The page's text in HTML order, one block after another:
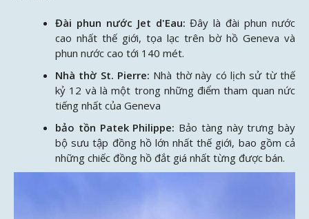
Đài phun nước Jet d'Eau: Đây là đài phun nước
cao nhất thế giới, tọa lạc trên bờ hồ Geneva và
phun nước cao tới 140 mét.
Nhà thờ St. Pierre: Nhà thờ này có lịch sử từ thế
kỷ 12 và là một trong những điểm tham quan nức
tiếng nhất của Geneva
bảo tồn Patek Philippe: Bảo tàng này trưng bày
bộ sưu tập đồng hồ lớn nhất thế giới, bao gồm cả
những chiếc đồng hồ đắt giá nhất từng được bán.